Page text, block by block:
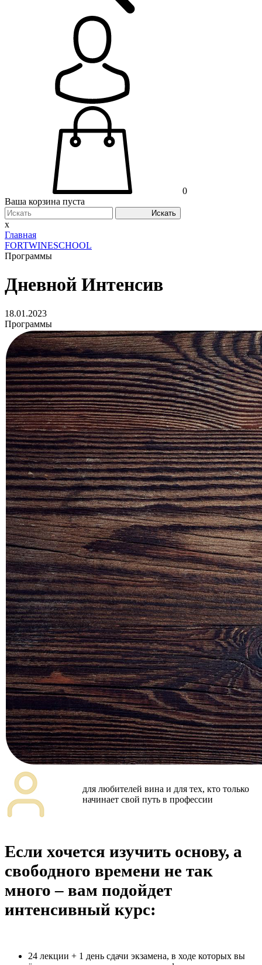
0
Ваша корзина пуста
Искать
x
Главная
FORTWINESCHOOL
Программы
Дневной Интенсив
18.01.2023
Программы
для любителей вина и для тех, кто только
начинает свой путь в профессии
Если хочется изучить основу, а
свободного времени не так
много – вам подойдет
интенсивный курс:
24 лекции + 1 день сдачи экзамена, в ходе которых вы